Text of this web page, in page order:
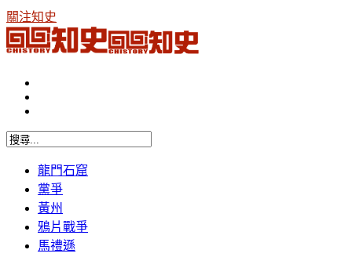
關注知史
龍門石窟
黨爭
黃州
鴉片戰爭
馬禮遜